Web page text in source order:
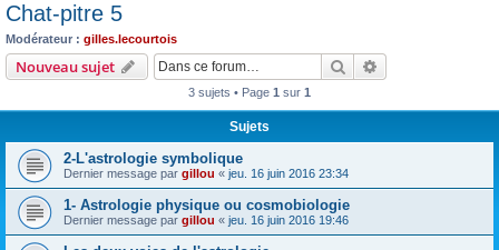
Chat-pitre 5
Modérateur : gilles.lecourtois
Nouveau sujet Rechercher
3 sujets • Page 1 sur 1
Sujets
2-L'astrologie symbolique
Dernier message par gillou « jeu. 16 juin 2016 23:34
1- Astrologie physique ou cosmobiologie
Dernier message par gillou « jeu. 16 juin 2016 19:46